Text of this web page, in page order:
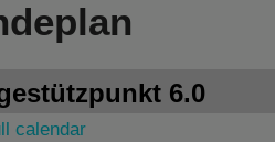
6.0
calendar